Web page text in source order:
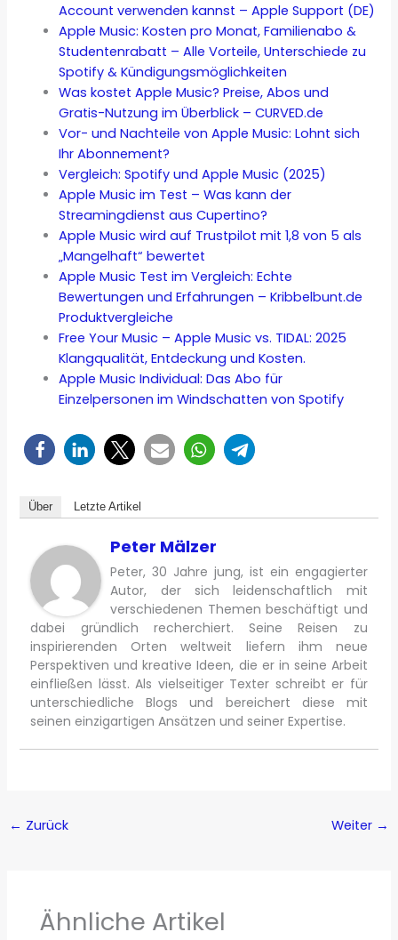
Account verwenden kannst – Apple Support (DE)
Apple Music: Kosten pro Monat, Familienabo &
Studentenrabatt – Alle Vorteile, Unterschiede zu
Spotify & Kündigungsmöglichkeiten
Was kostet Apple Music? Preise, Abos und
Gratis-Nutzung im Überblick – CURVED.de
Vor- und Nachteile von Apple Music: Lohnt sich
Ihr Abonnement?
Vergleich: Spotify und Apple Music (2025)
Apple Music im Test – Was kann der
Streamingdienst aus Cupertino?
Apple Music wird auf Trustpilot mit 1,8 von 5 als
„Mangelhaft“ bewertet
Apple Music Test im Vergleich: Echte
Bewertungen und Erfahrungen – Kribbelbunt.de
Produktvergleiche
Free Your Music – Apple Music vs. TIDAL: 2025
Klangqualität, Entdeckung und Kosten.
Apple Music Individual: Das Abo für
Einzelpersonen im Windschatten von Spotify
Über Letzte Artikel
Peter Mälzer
Peter, 30 Jahre jung, ist ein engagierter
Autor, der sich leidenschaftlich mit
verschiedenen Themen beschäftigt und
dabei gründlich recherchiert. Seine Reisen zu
inspirierenden Orten weltweit liefern ihm neue
Perspektiven und kreative Ideen, die er in seine Arbeit
einfließen lässt. Als vielseitiger Texter schreibt er für
unterschiedliche Blogs und bereichert diese mit
seinen einzigartigen Ansätzen und seiner Expertise.
← Zurück Weiter →
Ähnliche Artikel